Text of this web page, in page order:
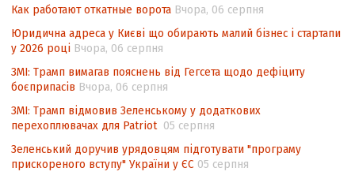
невизначеності механізму повторного
підрахунку голосів виборців
Інформаційна безпека суспільства
Как работают откатные ворота Вчора, 06 серпня
Юридична адреса у Києві що обирають малий бізнес і стартапи
у 2026 році Вчора, 06 серпня
ЗМІ: Трамп вимагав пояснень від Гегсета щодо дефіциту
боєприпасів Вчора, 06 серпня
ЗМІ: Трамп відмовив Зеленському у додаткових
перехоплювачах для Patriot 05 серпня
Зеленський доручив урядовцям підготувати "програму
прискореного вступу" України у ЄС 05 серпня